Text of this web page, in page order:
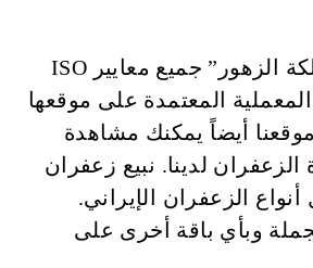
تشارك شركة “ملكة الزهور” جميع معايير ISO
المعملية المعتمدة على موقعها
أيضاً يمكنك مشاهدة
لدينا. نبيع زعفران
الزعفران الإيراني.
وبأي باقة أخرى على